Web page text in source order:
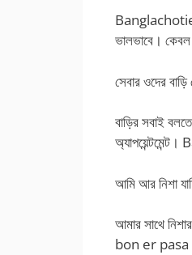
ভালভাবে।
সেবার ওদের
বাড়ির সবাই
আমি আর নিশা
আমার সাথে
bon er